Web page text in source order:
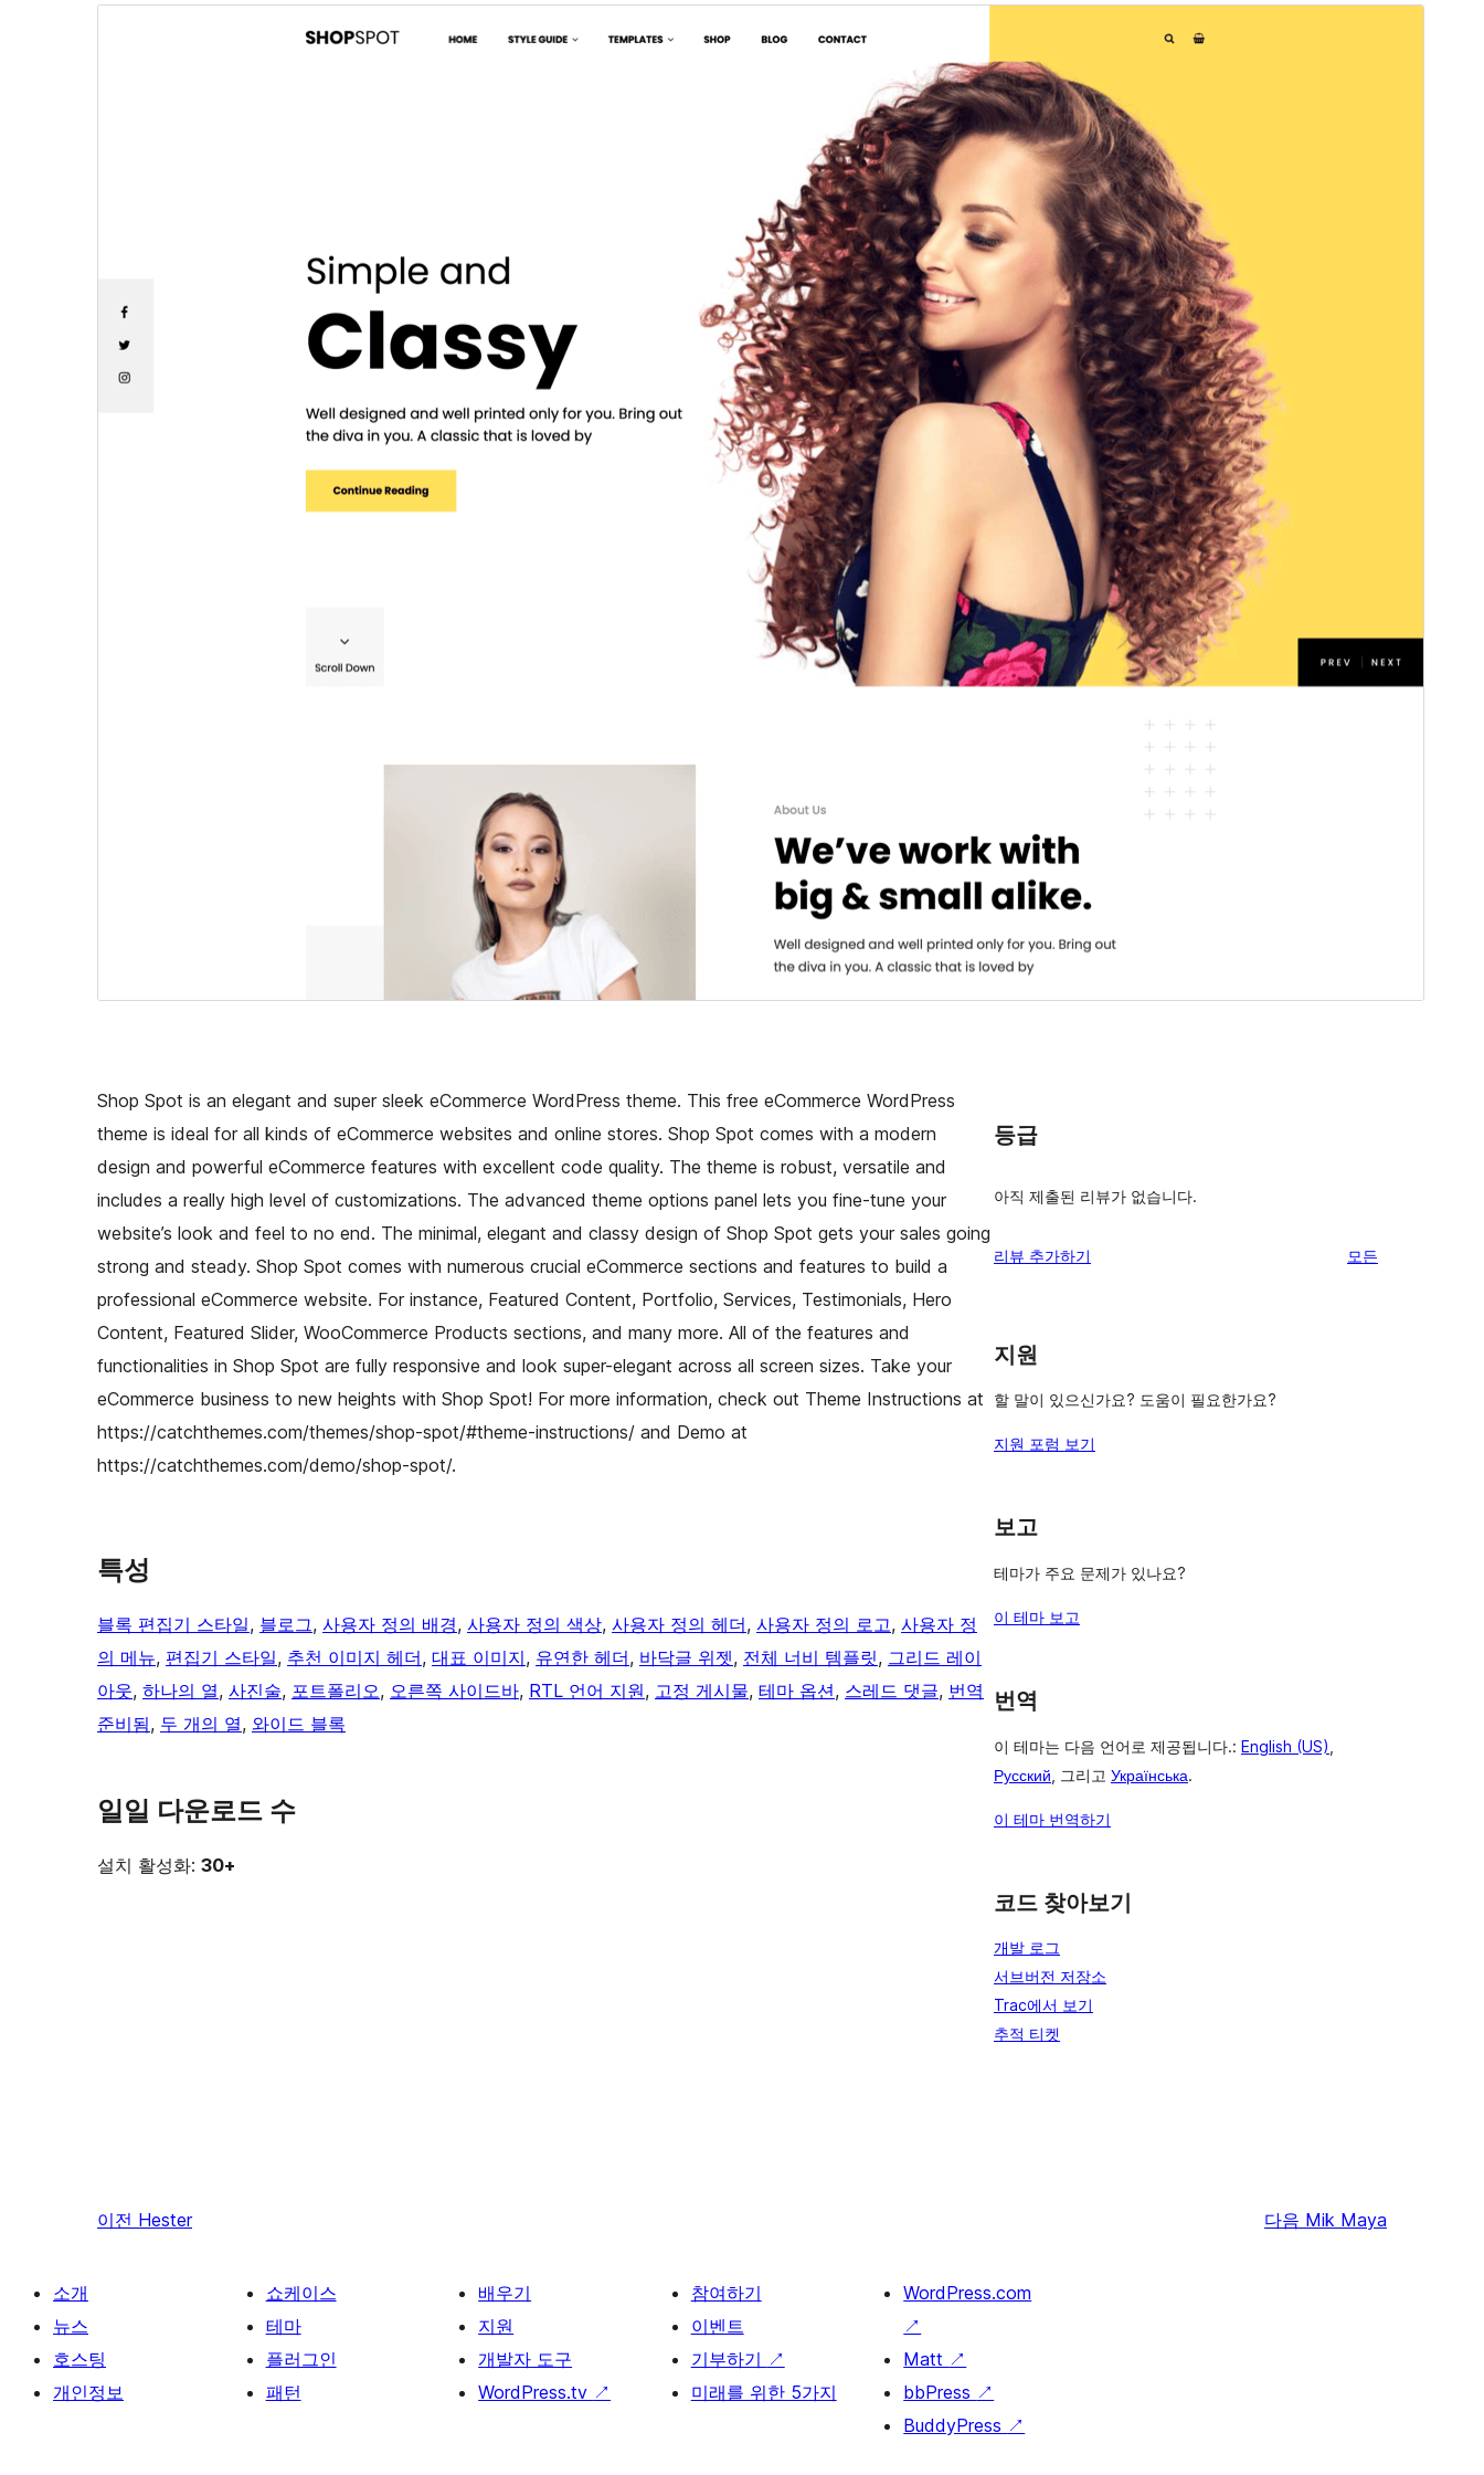
버전
최근 업데이트
활성 설치
워드프레스 버전
PHP 버전
테마 홈페이지
Shop Spot is an elegant and super sleek eCommerce WordPress theme. This free eCommerce WordPress
theme is ideal for all kinds of eCommerce websites and online stores. Shop Spot comes with a modern
design and powerful eCommerce features with excellent code quality. The theme is robust, versatile and
includes a really high level of customizations. The advanced theme options panel lets you fine-tune your
website’s look and feel to no end. The minimal, elegant and classy design of Shop Spot gets your sales going
strong and steady. Shop Spot comes with numerous crucial eCommerce sections and features to build a
professional eCommerce website. For instance, Featured Content, Portfolio, Services, Testimonials, Hero
Content, Featured Slider, WooCommerce Products sections, and many more. All of the features and
functionalities in Shop Spot are fully responsive and look super-elegant across all screen sizes. Take your
eCommerce business to new heights with Shop Spot! For more information, check out Theme Instructions at
https://catchthemes.com/themes/shop-spot/#theme-instructions/ and Demo at
https://catchthemes.com/demo/shop-spot/.
특성
블록 편집기 스타일, 블로그, 사용자 정의 배경, 사용자 정의 색상, 사용자 정의 헤더, 사용자 정의 로고, 사용자 정
의 메뉴, 편집기 스타일, 추천 이미지 헤더, 대표 이미지, 유연한 헤더, 바닥글 위젯, 전체 너비 템플릿, 그리드 레이
아웃, 하나의 열, 사진술, 포트폴리오, 오른쪽 사이드바, RTL 언어 지원, 고정 게시물, 테마 옵션, 스레드 댓글, 번역
준비됨, 두 개의 열, 와이드 블록
일일 다운로드 수
설치 활성화: 30+
등급
아직 제출된 리뷰가 없습니다.
리뷰 추가하기 모든
지원
할 말이 있으신가요? 도움이 필요한가요?
지원 포럼 보기
보고
테마가 주요 문제가 있나요?
이 테마 보고
번역
이 테마는 다음 언어로 제공됩니다.: English (US)
Русский , 그리고 Українська.
이 테마 번역하기
코드 찾아보기
개발 로그
서브버전 저장소
Trac에서 보기
추적 티켓
이전 Hester 다음 Mik Maya
소개
뉴스
호스팅
개인정보
쇼케이스
테마
플러그인
패턴
배우기
지원
개발자 도구
WordPress.tv ↗
참여하기
이벤트
기부하기 ↗
미래를 위한 5가지
WordPress.com
↗
Matt ↗
bbPress ↗
BuddyPress ↗